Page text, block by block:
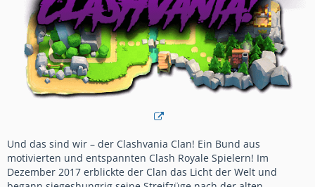
Und das sind wir – der Clashvania Clan! Ein Bund aus
motivierten und entspannten Clash Royale Spielern! Im
Dezember 2017 erblickte der Clan das Licht der Welt und